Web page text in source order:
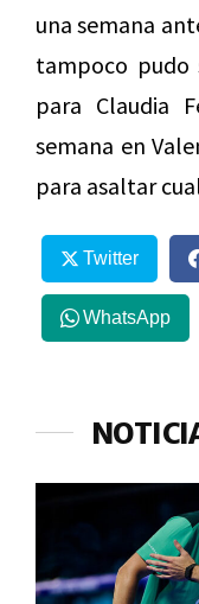
una semana
tampoco
para Claudia
semana en
para asaltar
Twitter
WhatsApp